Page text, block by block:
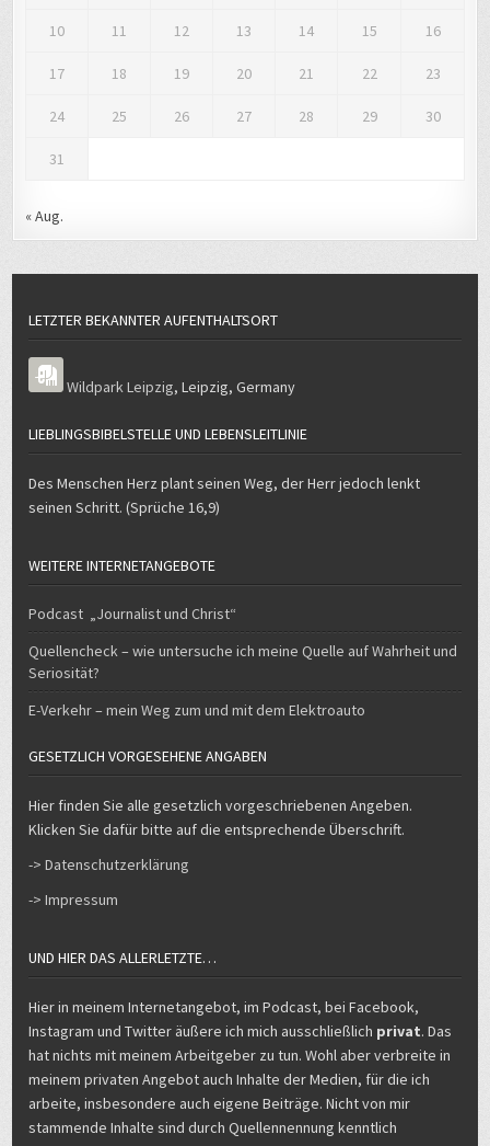
10 11 12 13 14 15 16
17 18 19 20 21 22 23
24 25 26 27 28 29 30
31
« Aug.
LETZTER BEKANNTER AUFENTHALTSORT
Wildpark Leipzig,Leipzig,Germany
LIEBLINGSBIBELSTELLE UND LEBENSLEITLINIE
Des Menschen Herz plant seinen Weg, der Herr jedoch lenkt
seinen Schritt. (Sprüche 16,9)
WEITERE INTERNETANGEBOTE
Podcast „Journalist und Christ“
Quellencheck – wie untersuche ich meine Quelle auf Wahrheit und
Seriosität?
E-Verkehr – mein Weg zum und mit dem Elektroauto
GESETZLICH VORGESEHENE ANGABEN
Hier finden Sie alle gesetzlich vorgeschriebenen Angeben.
Klicken Sie dafür bitte auf die entsprechende Überschrift.
-> Datenschutzerklärung
-> Impressum
UND HIER DAS ALLERLETZTE…
Hier in meinem Internetangebot, im Podcast, bei Facebook,
Instagram und Twitter äußere ich mich ausschließlich privat. Das
hat nichts mit meinem Arbeitgeber zu tun. Wohl aber verbreite in
meinem privaten Angebot auch Inhalte der Medien, für die ich
arbeite, insbesondere auch eigene Beiträge. Nicht von mir
stammende Inhalte sind durch Quellennennung kenntlich